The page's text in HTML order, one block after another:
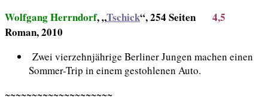
Wolfgang Herrndorf, „Tschick“, 254 Seiten 4,5
Roman, 2010
Zwei vierzehnjährige Berliner Jungen machen einen
Sommer-Trip in einem gestohlenen Auto.
~~~~~~~~~~~~~~~~~~~~